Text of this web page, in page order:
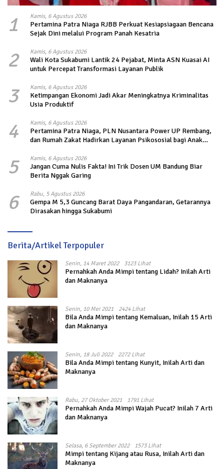
1 Kamis, 6 Agustus 2026
Pertamina Patra Niaga RJBB Perkuat Kesiapsiagaan Bencana
Sejak Dini melalui Program Panah Kesatria
2 Kamis, 6 Agustus 2026
Wali Kota Sukabumi Lantik 24 Pejabat, Minta ASN Kuasai AI
untuk Percepat Transformasi Layanan Publik
3 Kamis, 6 Agustus 2026
Ketimpangan Ekonomi Jadi Akar Meningkatnya Kriminalitas
Usia Produktif
4 Kamis, 6 Agustus 2026
Pertamina Patra Niaga, PLN Nusantara Power UP Rembang,
dan Rumah Zakat Hadirkan Layanan Psikososial bagi Anak
5 Kamis, 6 Agustus 2026
Jangan Cuma Nulis Fakta! Ini Trik Dosen UM Bandung Biar
Berita Nggak Garing
6 Rabu, 5 Agustus 2026
Gempa M 5,3 Guncang Barat Daya Pangandaran, Getarannya
Dirasakan hingga Sukabumi
Berita/Artikel Terpopuler
Senin, 14 Maret 2022 3123 Lihat
Pernahkah Anda Mimpi tentang Lidah? Inilah Arti
dan Maknanya
Senin, 10 Mei 2021 2424 Lihat
Bila Anda Mimpi tentang Kemaluan, Inilah 15 Arti
dan Maknanya
Senin, 18 Juli 2022 2272 Lihat
Bila Anda Mimpi tentang Kunyit, Inilah Arti dan
Maknanya
Rabu, 27 Oktober 2021 1791 Lihat
Pernahkah Anda Mimpi Wajah Pucat? Inilah 7 Arti
dan Maknanya
Selasa, 6 September 2022 1573 Lihat
Mimpi tentang Kijang atau Rusa, Inilah Arti dan
Maknanya